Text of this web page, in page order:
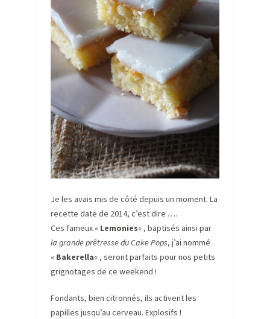
Je les avais mis de côté depuis un moment. La
recette date de 2014, c’est dire ….
Ces fameux « Lemonies« , baptisés ainsi par
la grande prêtresse du Cake Pops, j’ai nommé
« Bakerella« , seront parfaits pour nos petits
grignotages de ce weekend !
Fondants, bien citronnés, ils activent les
papilles jusqu’au cerveau. Explosifs !